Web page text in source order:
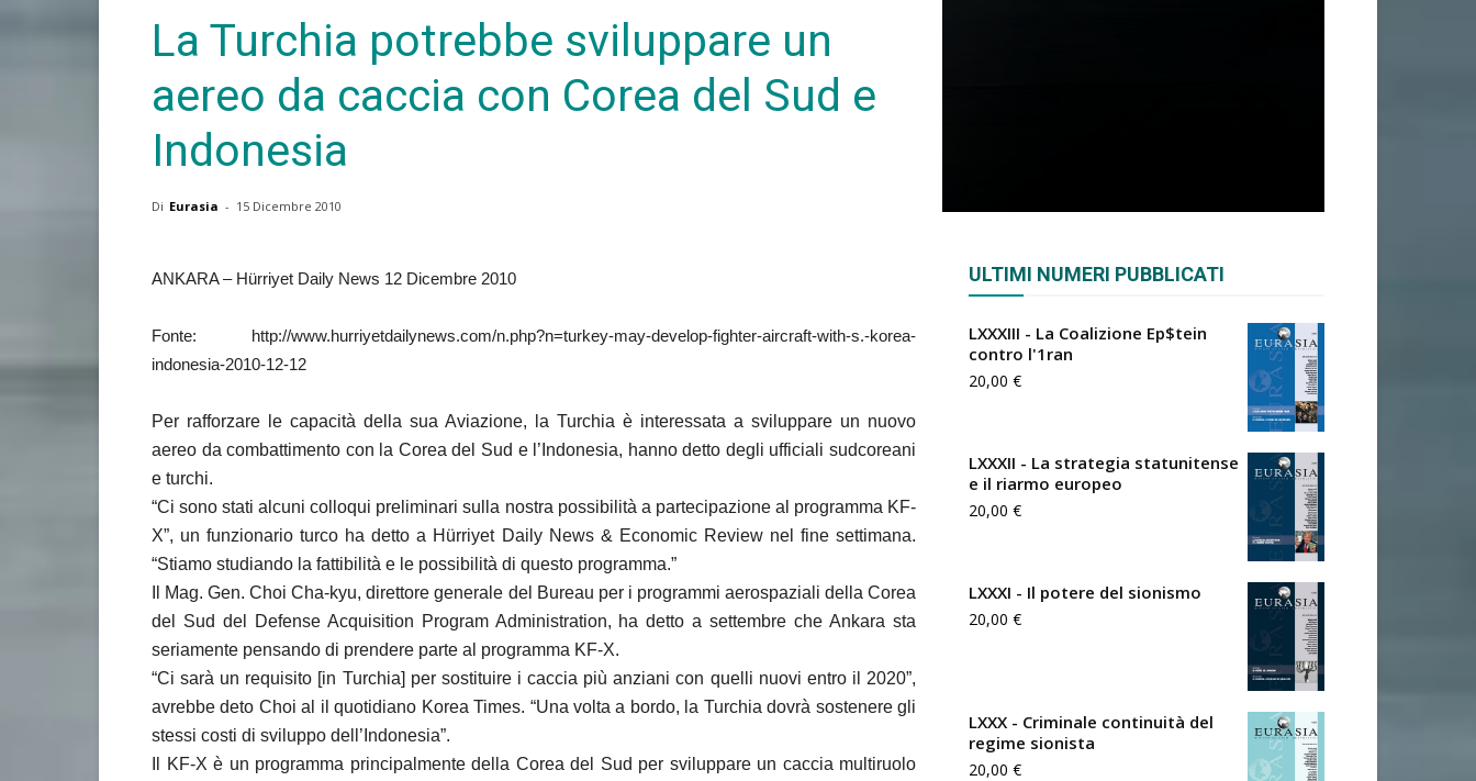
La Turchia potrebbe sviluppare un
aereo da caccia con Corea del Sud e
Indonesia
Di Eurasia - 15 Dicembre 2010
ANKARA – Hürriyet Daily News 12 Dicembre 2010
Fonte: http://www.hurriyetdailynews.com/n.php?n=turkey-may-develop-fighter-aircraft-with-s.-korea-
indonesia-2010-12-12
Per rafforzare le capacità della sua Aviazione, la Turchia è interessata a sviluppare un nuovo
aereo da combattimento con la Corea del Sud e l’Indonesia, hanno detto degli ufficiali sudcoreani
e turchi.
“Ci sono stati alcuni colloqui preliminari sulla nostra possibilità a partecipazione al programma KF-
X”, un funzionario turco ha detto a Hürriyet Daily News & Economic Review nel fine settimana.
“Stiamo studiando la fattibilità e le possibilità di questo programma.”
Il Mag. Gen. Choi Cha-kyu, direttore generale del Bureau per i programmi aerospaziali della Corea
del Sud del Defense Acquisition Program Administration, ha detto a settembre che Ankara sta
seriamente pensando di prendere parte al programma KF-X.
“Ci sarà un requisito [in Turchia] per sostituire i caccia più anziani con quelli nuovi entro il 2020”,
avrebbe deto Choi al il quotidiano Korea Times. “Una volta a bordo, la Turchia dovrà sostenere gli
stessi costi di sviluppo dell’Indonesia”.
Il KF-X è un programma principalmente della Corea del Sud per sviluppare un caccia multiruolo
ULTIMI NUMERI PUBBLICATI
LXXXIII - La Coalizione Ep$tein
contro l'1ran
20,00 €
LXXXII - La strategia statunitense
e il riarmo europeo
20,00 €
LXXXI - Il potere del sionismo
20,00 €
LXXX - Criminale continuità del
regime sionista
20,00 €